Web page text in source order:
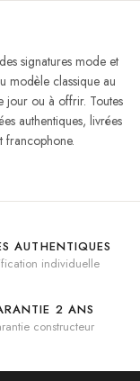
signatures mode et
modèle classique au
jour ou à offrir. Toutes
authentiques, livrées
francophone.
AUTHENTIQUES
individuelle
2 ANS
constructeur